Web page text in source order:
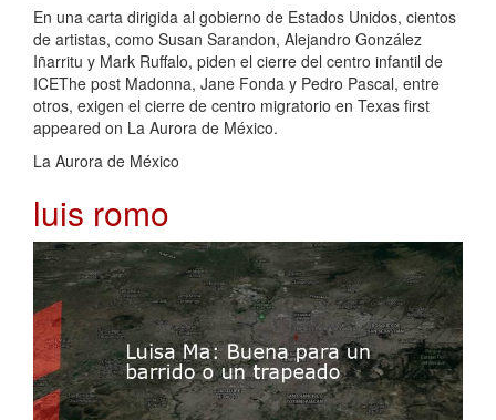
En una carta dirigida al gobierno de Estados Unidos, cientos
de artistas, como Susan Sarandon, Alejandro González
Iñarritu y Mark Ruffalo, piden el cierre del centro infantil de
ICEThe post Madonna, Jane Fonda y Pedro Pascal, entre
otros, exigen el cierre de centro migratorio en Texas first
appeared on La Aurora de México.
La Aurora de México
luis romo